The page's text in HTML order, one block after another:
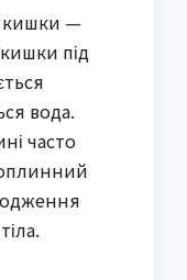
кишки —
під
вода.
часто